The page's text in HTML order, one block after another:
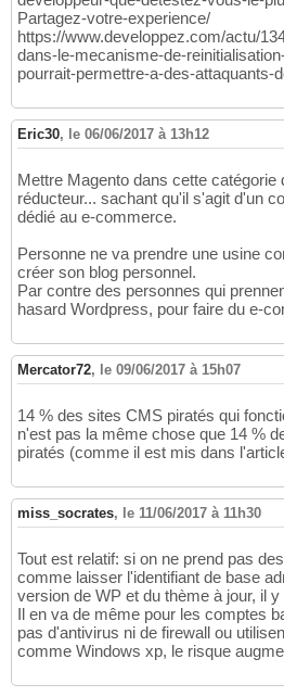
Partagez-votre-experience/
https://www.developpez.com/actu/
dans-le-mecanisme-de-
pourrait-permettre-a-des-attaquants-
Eric30, le 06/06/2017 à 13h12
Mettre Magento dans cette
réducteur... sachant qu'il s'agit d'un
dédié au e-commerce.
Personne ne va prendre une usine
créer son blog personnel.
Par contre des personnes qui
hasard Wordpress, pour faire du e-
Mercator72, le 09/06/2017 à 15h07
14 % des sites CMS piratés qui
n'est pas la même chose que 14 %
piratés (comme il est mis dans
miss_socrates, le 11/06/2017 à 11h30
Tout est relatif: si on ne prend pas
comme laisser l'identifiant de base
version de WP et du thème à jour, il
Il en va de même pour les comptes
pas d'antivirus ni de firewall ou
comme Windows xp, le risque